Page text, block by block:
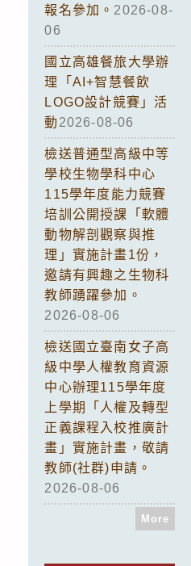
報名參加。 2026-08-
06
國立高雄餐旅大學辦
理「AI+智慧餐飲
LOGO設計競賽」活
動 2026-08-06
檢送普通型高級中等
學校生物學科中心
115學年度能力競賽
培訓公開授課「軟體
動物解剖觀察與推
理」實施計畫1份，
邀請有興趣之生物科
教師踴躍參加。
2026-08-06
檢送國立臺南女子高
級中學人權教育資源
中心辦理115學年度
上學期「人權及轉型
正義課程入校推廣計
畫」實施計畫，敬請
教師(社群)申請。
2026-08-06
More